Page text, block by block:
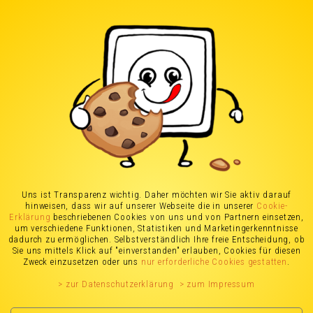
Uns ist Transparenz wichtig. Daher möchten wir Sie aktiv darauf
hinweisen, dass wir auf unserer Webseite die in unserer Cookie-
Erklärung beschriebenen Cookies von uns und von Partnern einsetzen,
um verschiedene Funktionen, Statistiken und Marketingerkenntnisse
dadurch zu ermöglichen. Selbstverständlich Ihre freie Entscheidung, ob
Sie uns mittels Klick auf "einverstanden" erlauben, Cookies für diesen
Zweck einzusetzen oder uns nur erforderliche Cookies gestatten .
> zur Datenschutzerklärung > zum Impressum
Stromanbieter inGießen
(Stand: 23.03.2026)
Stromanbieter Vergleich
für Gießen